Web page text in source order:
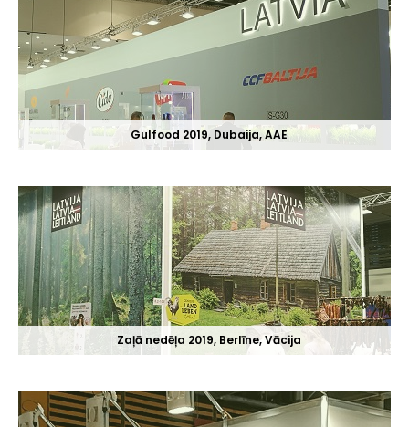
Gulfood 2019, Dubaija, AAE
Zaļā nedēļa 2019, Berlīne, Vācija